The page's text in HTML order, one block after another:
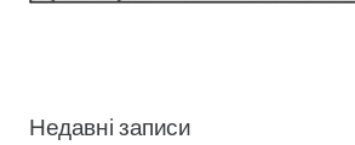
Недавні записи